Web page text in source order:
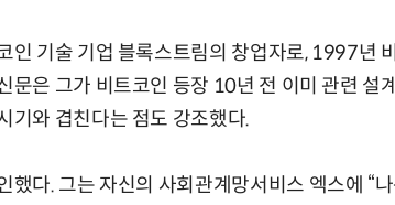
인 기술 기업 블록스트림의 창업자로, 1997년
문은 그가 비트코인 등장 10년 전 이미 관련 설
기와 겹친다는 점도 강조했다.
다. 그는 자신의 사회관계망서비스 엑스에 “